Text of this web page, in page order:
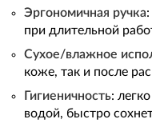
Эргономичная ручка
при длительной
Сухое/влажное
коже, так и после
Гигиеничность:
водой, быстро